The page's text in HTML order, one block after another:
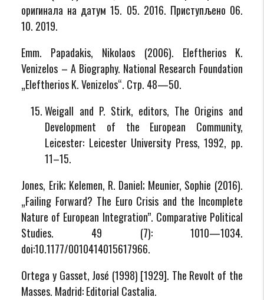
оригинала на датум 15. 05. 2016. Приступљено 06.
10. 2019.
Emm. Papadakis, Nikolaos (2006). Eleftherios K.
Venizelos – A Biography. National Research Foundation
„Eleftherios K. Venizelos“. Стр. 48—50.
Weigall and P. Stirk, editors, The Origins and
Development of the European Community,
Leicester: Leicester University Press, 1992, pp.
11–15.
Jones, Erik; Kelemen, R. Daniel; Meunier, Sophie (2016).
„Failing Forward? The Euro Crisis and the Incomplete
Nature of European Integration”. Comparative Political
Studies. 49 (7): 1010—1034.
doi:10.1177/0010414015617966.
Ortega y Gasset, José (1998) [1929]. The Revolt of the
Masses. Madrid: Editorial Castalia.